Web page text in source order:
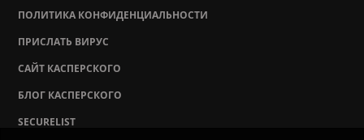
ПОЛИТИКА КОНФИДЕНЦИАЛЬНОСТИ
ПРИСЛАТЬ ВИРУС
САЙТ КАСПЕРСКОГО
БЛОГ КАСПЕРСКОГО
SECURELIST